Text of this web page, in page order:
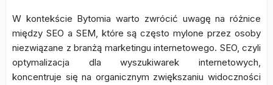
W kontekście Bytomia warto zwrócić uwagę na różnice
między SEO a SEM, które są często mylone przez osoby
niezwiązane z branżą marketingu internetowego. SEO, czyli
optymalizacja dla wyszukiwarek internetowych,
koncentruje się na organicznym zwiększaniu widoczności